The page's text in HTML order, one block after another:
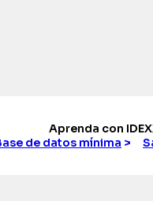
Aprenda con
de datos mínima >